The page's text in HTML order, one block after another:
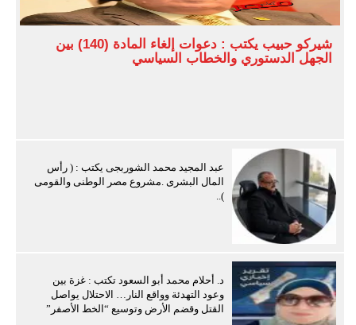
شيركو حبيب يكتب : دعوات إلغاء المادة (140) بين
الجهل الدستوري والخطاب السياسي
عبد المجيد محمد الشوربجى يكتب : ( رأس
المال البشرى .مشروع مصر الوطنى والقومى
)..
د. أحلام محمد أبو السعود تكتب : غزة بين
وعود التهدئة وواقع النار… الاحتلال يواصل
القتل وقضم الأرض وتوسيع “الخط الأصفر”